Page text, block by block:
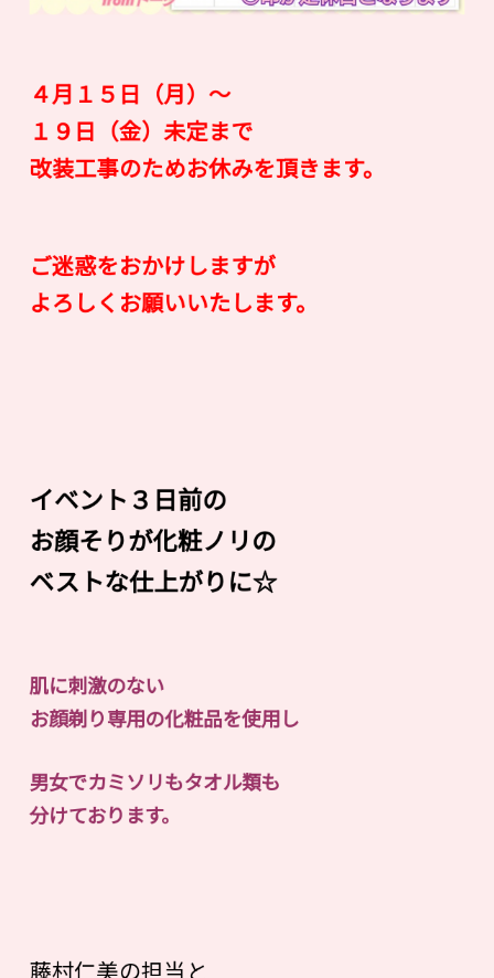
４月１５日（月）〜
１９日（金）未定まで
改装工事のためお休みを頂きます。
ご迷惑をおかけしますが
よろしくお願いいたします。
イベント３日前の
お顔そりが化粧ノリの
ベストな仕上がりに☆
肌に刺激のない
お顔剃り専用の化粧品を使用し
男女でカミソリもタオル類も
分けております。
藤村仁美の担当と